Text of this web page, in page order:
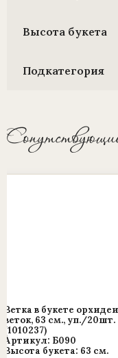
Высота букета
Подкатегория
Ветка в букете
веток, 63 см., уп./20шт.
(1010237)
Артикул: Б090
Высота букета: 63 см.